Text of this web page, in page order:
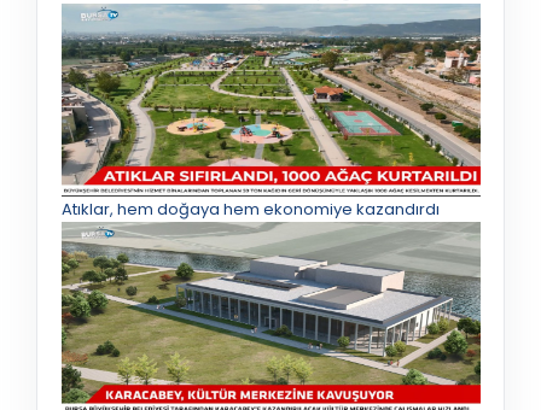
Atıklar, hem doğaya hem ekonomiye kazandırdı